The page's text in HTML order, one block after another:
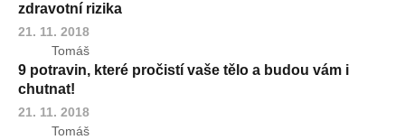
zdravotní rizika
21. 11. 2018
Tomáš
9 potravin, které pročistí vaše tělo a budou vám i
chutnat!
21. 11. 2018
Tomáš